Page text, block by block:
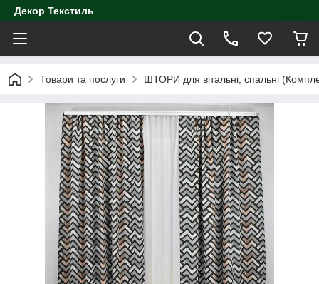
Декор Текстиль
Товари та послуги ШТОРИ для вітальні, спальні